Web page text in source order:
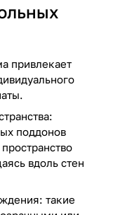
привлекает
поддонов
вдоль стен
такие